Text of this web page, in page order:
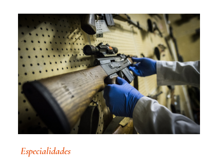
Especialidades